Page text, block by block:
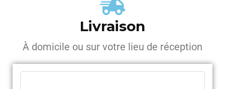
Livraison
À domicile ou sur votre lieu de réception